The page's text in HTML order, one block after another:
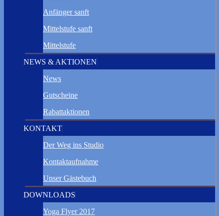
Anfänger sanft
Mittelstufe sanft
Mittelstufe
NEWS & AKTIONEN
News
Gutscheine
Rabattaktionen
KONTAKT
Der Weg ins Studio
Kontaktaufnahme
Unser Gästebuch
DOWNLOADS
Yoga Flyer 2017